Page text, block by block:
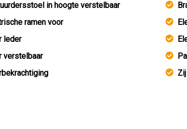
in hoogte verstelbaar
ramen voor
leder
verstelbaar